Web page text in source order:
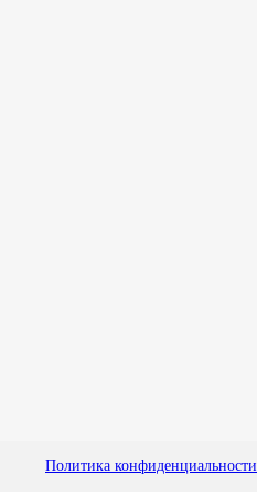
Политика конфиденциальности